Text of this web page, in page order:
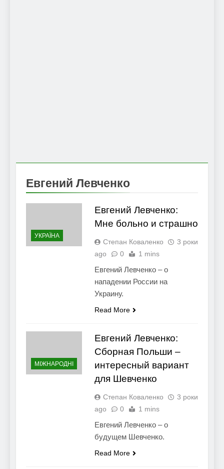
Евгений Левченко
УКРАЇНА
Евгений Левченко:
Мне больно и страшно
Степан Коваленко
3 роки
ago
0 1 mins
Евгений Левченко – о
нападении России на
Украину.
Read More
МІЖНАРОДНІ
Евгений Левченко:
Сборная Польши –
интересный вариант
для Шевченко
Степан Коваленко
3 роки
ago
0 1 mins
Евгений Левченко – о
будущем Шевченко.
Read More